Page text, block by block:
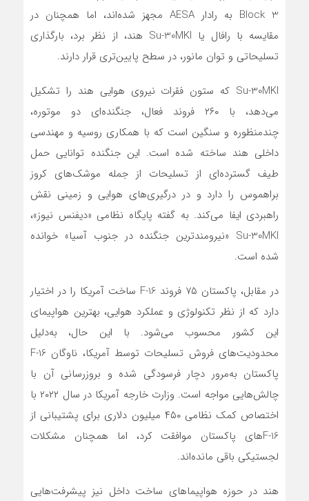
Block 3 به رادار AESA مجهز شده‌اند، اما همچنان در
مقایسه با رافال یا Su-30MKI هند، از نظر برد، بارگذاری
تسلیحاتی و توان مانور، در سطح پایین‌تری قرار دارند.
Su-30MKI که ستون فقرات نیروی هوایی هند را تشکیل
می‌دهد، با ۲۶۰ فروند فعال، جنگنده‌ای دو موتوره،
چندمنظوره و سنگین است که با همکاری روسیه و مهندسی
داخلی هند ساخته شده است. این جنگنده توانایی حمل
طیف گسترده‌ای از تسلیحات از جمله موشک‌های کروز
براهموس را دارد و در درگیری‌های هوایی و زمینی نقش
راهبردی ایفا می‌کند. به گفته پایگاه نظامی «دیفنس نیوز»،
Su-30MKI «نیرومندترین جنگنده در جنوب آسیا» خوانده
شده است.
در مقابل، پاکستان ۷۵ فروند F-16 ساخت آمریکا را در اختیار
دارد که از نظر تکنولوژی و عملکرد هوایی، بهترین هواپیمای
این کشور محسوب می‌شود. با این حال، به‌دلیل
محدودیت‌های فروش تسلیحات توسط آمریکا، ناوگان F-16
پاکستان به‌مرور دچار فرسودگی شده و بروزرسانی آن با
چالش‌هایی مواجه است. وزارت خارجه آمریکا در سال ۲۰۲۲ با
اختصاص کمک نظامی ۴۵۰ میلیون دلاری برای پشتیبانی از
F-16های پاکستان موافقت کرد، اما همچنان مشکلات
لجستیکی باقی مانده‌اند.
هند در حوزه هواپیماهای ساخت داخل نیز پیشرفت‌هایی